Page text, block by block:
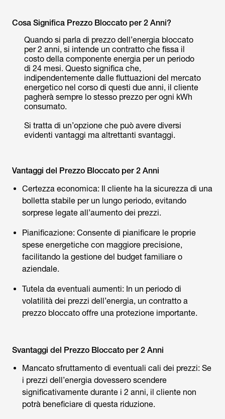
Cosa Significa Prezzo Bloccato per 2 Anni?
Quando si parla di prezzo dell’energia bloccato
per 2 anni, si intende un contratto che fissa il
costo della componente energia per un periodo
di 24 mesi. Questo significa che,
indipendentemente dalle fluttuazioni del mercato
energetico nel corso di questi due anni, il cliente
pagherà sempre lo stesso prezzo per ogni kWh
consumato.
Si tratta di un’opzione che può avere diversi
evidenti vantaggi ma altrettanti svantaggi.
Vantaggi del Prezzo Bloccato per 2 Anni
Certezza economica: Il cliente ha la sicurezza di una
bolletta stabile per un lungo periodo, evitando
sorprese legate all’aumento dei prezzi.
Pianificazione: Consente di pianificare le proprie
spese energetiche con maggiore precisione,
facilitando la gestione del budget familiare o
aziendale.
Tutela da eventuali aumenti: In un periodo di
volatilità dei prezzi dell’energia, un contratto a
prezzo bloccato offre una protezione importante.
Svantaggi del Prezzo Bloccato per 2 Anni
Mancato sfruttamento di eventuali cali dei prezzi: Se
i prezzi dell’energia dovessero scendere
significativamente durante i 2 anni, il cliente non
potrà beneficiare di questa riduzione.